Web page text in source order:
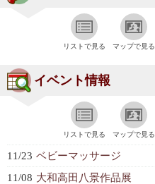
リストで見る マップで見る
イベント情報
リストで見る マップで見る
11/23 ベビーマッサージ
11/08 大和高田八景作品展